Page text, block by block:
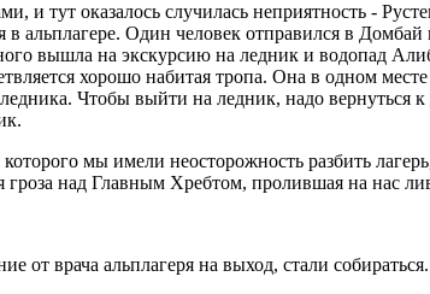
и тут оказалось случилась неприятность -
Один человек отправился в
вышла на экскурсию на ледник и водопад
хорошо набитая тропа. Она в одном
Чтобы выйти на ледник, надо вернуться к
мы имели неосторожность разбить
гроза над Главным Хребтом, пролившая на нас
от врача альплагеря на выход, стали собираться.